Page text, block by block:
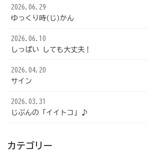
2026.06.29
ゆっくり時(じ)かん
2026.06.10
しっぱい しても大丈夫！
2026.04.20
サイン
2026.03.31
じぶんの「イイトコ」♪
カテゴリー